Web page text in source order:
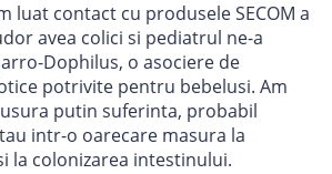
luat contact cu produsele SECOM a
avea colici si pediatrul ne-a
Dophilus, o asociere de
potrivite pentru bebelusi. Am
putin suferinta, probabil
intr-o oarecare masura la
la colonizarea intestinului.